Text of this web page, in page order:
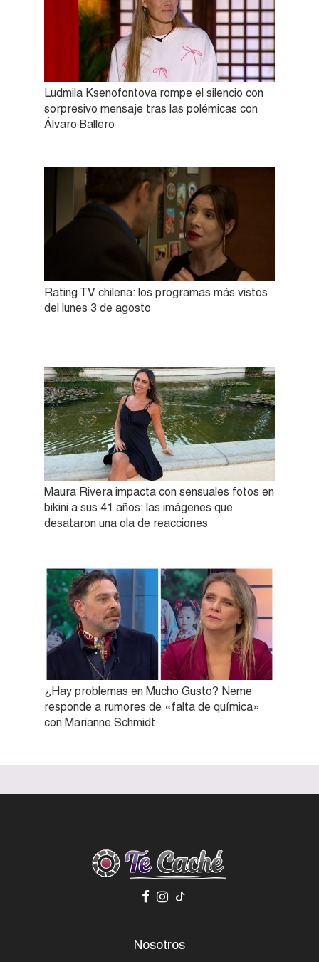
Ludmila Ksenofontova rompe el silencio con
sorpresivo mensaje tras las polémicas con
Álvaro Ballero
Rating TV chilena: los programas más vistos
del lunes 3 de agosto
Maura Rivera impacta con sensuales fotos en
bikini a sus 41 años: las imágenes que
desataron una ola de reacciones
¿Hay problemas en Mucho Gusto? Neme
responde a rumores de «falta de química»
con Marianne Schmidt
Nosotros